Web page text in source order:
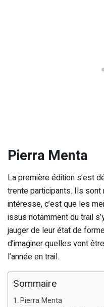
Pierra Menta
La première édition s’est
trente participants. Ils sont
intéresse, c’est que les
issus notamment du trail
jauger de leur état de
d’imaginer quelles vont
l’année en trail.
Sommaire
Pierra Menta